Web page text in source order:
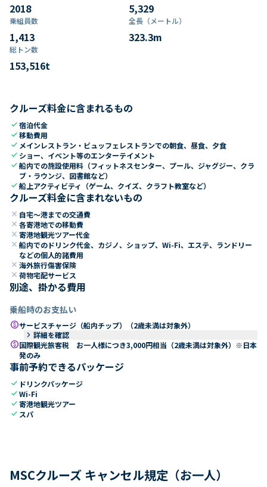
2018 5,329
乗組員数​
1,413
全長（メートル）
323.3m
総トン数​
153,516t
クルーズ料金に含まれるもの
check宿泊代金
check移動費用
check メインレストラン・ビュッフェレストランでの朝食、昼食、夕食
check ショー、イベント等のエンターテイメント
check船内での施設使用料（フィットネスセンター、プール、ジャグジー、クラ
ブ・ラウンジ、図書館など）
check船上アクティビティ（ゲーム、クイズ、クラフト教室など）
クルーズ料金に含まれないもの
close 自宅～港までの交通費
close 各寄港地での移動費
close 寄港地観光ツアー代金
close 船内でのドリンク代金、カジノ、ショップ、Wi-Fi、エステ、ランドリー
などの個人的諸費用
close 海外旅行傷害保険
close 荷物宅配サービス
別途、掛かる費用
乗船時のお支払い
paidサービスチャージ（船内チップ）（2歳未満は対象外）
keyboard_arrow_right 詳細を確認
paid国際観光旅客税 お一人様につき3,000円相当（2歳未満は対象外）※日本
発のみ
事前予約できるパッケージ
check ドリンクパッケージ
checkWi-Fi
check寄港地観光ツアー
check スパ
MSCクルーズ キャンセル規定（お一人）